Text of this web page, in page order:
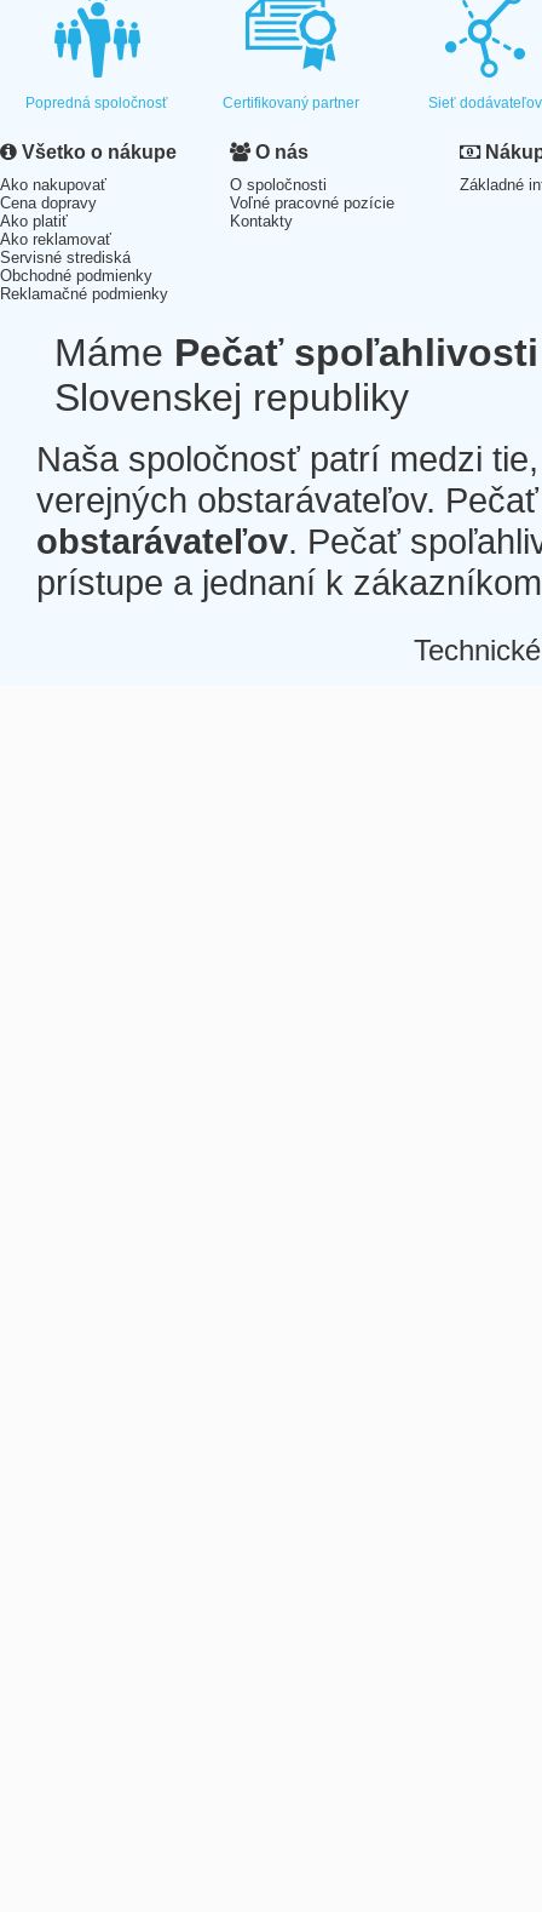
Popredná spoločnosť Certifikovaný partner Sieť dodávateľov
Všetko o nákupe
Ako nakupovať
Cena dopravy
Ako platiť
Ako reklamovať
Servisné strediská
Obchodné podmienky
Reklamačné podmienky
O nás
O spoločnosti
Voľné pracovné pozície
Kontakty
Základné
Máme Pečať spoľahlivosti
Slovenskej republiky
Naša spoločnosť patrí medzi
verejných obstarávateľov.
obstarávateľov. Pečať
prístupe a jednaní k